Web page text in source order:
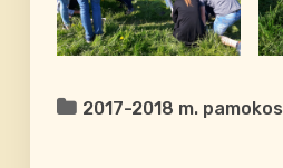
2017-2018 m. pamokos